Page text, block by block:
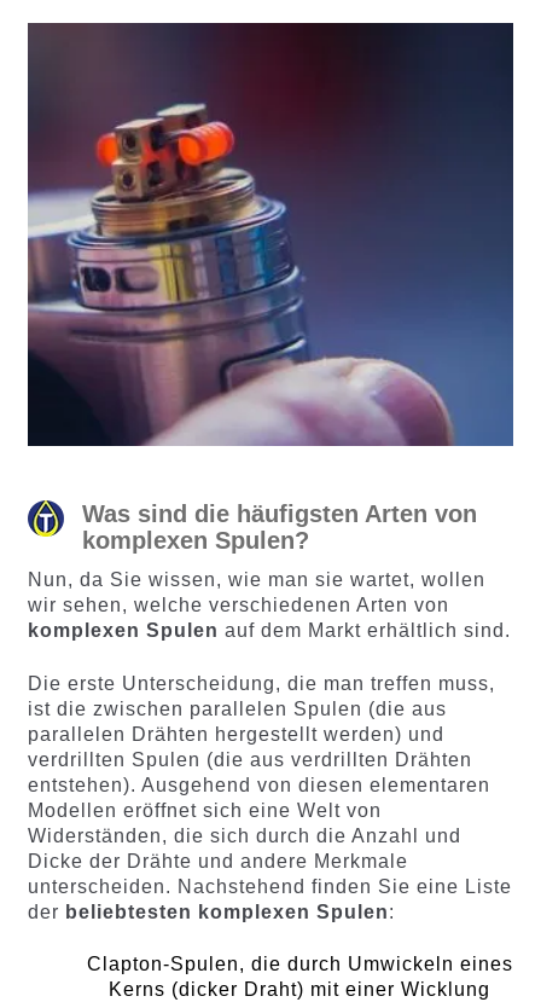
Was sind die häufigsten Arten von
komplexen Spulen?
Nun, da Sie wissen, wie man sie wartet, wollen
wir sehen, welche verschiedenen Arten von
komplexen Spulen auf dem Markt erhältlich sind.
Die erste Unterscheidung, die man treffen muss,
ist die zwischen parallelen Spulen (die aus
parallelen Drähten hergestellt werden) und
verdrillten Spulen (die aus verdrillten Drähten
entstehen). Ausgehend von diesen elementaren
Modellen eröffnet sich eine Welt von
Widerständen, die sich durch die Anzahl und
Dicke der Drähte und andere Merkmale
unterscheiden. Nachstehend finden Sie eine Liste
der beliebtesten komplexen Spulen:
Clapton-Spulen, die durch Umwickeln eines
Kerns (dicker Draht) mit einer Wicklung